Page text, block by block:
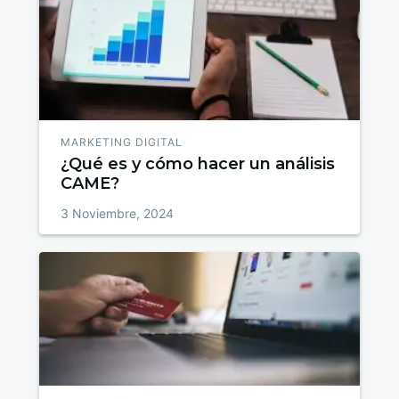
MARKETING DIGITAL
¿Qué es y cómo hacer un análisis
CAME?
3 Noviembre, 2024